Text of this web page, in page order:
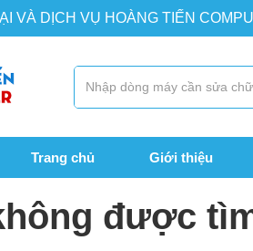
VÀ DỊCH VỤ HOÀNG TIẾN
Trang chủ Giới thiệu
được